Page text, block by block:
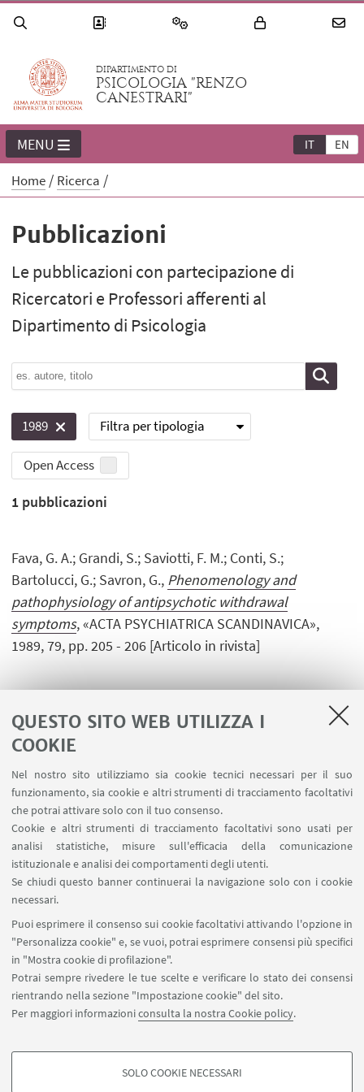
QUESTO SITO WEB UTILIZZA I
COOKIE
Nel nostro sito utilizziamo sia cookie tecnici necessari per il suo
funzionamento, sia cookie e altri strumenti di tracciamento facoltativi
che potrai attivare solo con il tuo consenso.
Cookie e altri strumenti di tracciamento facoltativi sono usati per
analisi statistiche, misure sull'efficacia della comunicazione
istituzionale e analisi dei comportamenti degli utenti.
Se chiudi questo banner continuerai la navigazione solo con i cookie
necessari.
Puoi esprimere il consenso sui cookie facoltativi attivando l'opzione in
"Personalizza cookie" e, se vuoi, potrai esprimere consensi più specifici
in "Mostra cookie di profilazione".
Potrai sempre rivedere le tue scelte e verificare lo stato dei consensi
rientrando nella sezione "Impostazione cookie" del sito.
Per maggiori informazioniconsulta la nostra Cookie policy.
SOLO COOKIE NECESSARI
DIPARTIMENTO DI
PSICOLOGIA "RENZO
CANESTRARI"
IT EN
MENU
Home Ricerca
Pubblicazioni
Le pubblicazioni con partecipazione di
Ricercatori e Professori afferenti al
Dipartimento di Psicologia
1989 Filtra per tipologia
Open Access
1 pubblicazioni
Fava, G. A.; Grandi, S.; Saviotti, F. M.; Conti, S.;
Bartolucci, G.; Savron, G., Phenomenology and
pathophysiology of antipsychotic withdrawal
symptoms, «ACTA PSYCHIATRICA SCANDINAVICA»,
1989, 79, pp. 205 - 206 [Articolo in rivista]
Area riservata - Spazi virtuali
Contatti
SEGUI IL DIPARTIMENTO SU:
SEGUI UNIBO SU:
APP: